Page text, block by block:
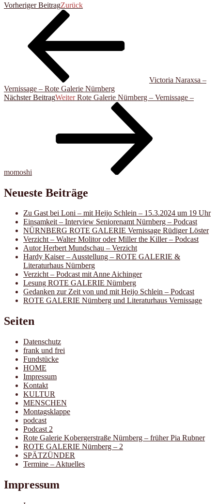
Vorheriger BeitragZurück
Victoria Naraxsa –
Vernissage – Rote Galerie Nürnberg
Nächster BeitragWeiter Rote Galerie Nürnberg – Vernissage –
momoshi
Neueste Beiträge
Zu Gast bei Loni – mit Heijo Schlein – 15.3.2024 um 19 Uhr
Einsamkeit – Interview Seniorenamt Nürnberg – Podcast
NÜRNBERG ROTE GALERIE Vernissage Rüdiger Löster
Verzicht – Walter Molitor oder Miller the Killer – Podcast
Autor Herbert Mundschau – Verzicht
Hardy Kaiser – Ausstellung – ROTE GALERIE &
Literaturhaus Nürnberg
Verzicht – Podcast mit Anne Aichinger
Lesung ROTE GALERIE Nürnberg
Gedanken zur Zeit von und mit Heijo Schlein – Podcast
ROTE GALERIE Nürnberg und Literaturhaus Vernissage
Seiten
Datenschutz
frank und frei
Fundstücke
HOME
Impressum
Kontakt
KULTUR
MENSCHEN
Montagsklappe
podcast
Podcast 2
Rote Galerie Kobergerstraße Nürnberg – früher Pia Rubner
ROTE GALERIE Nürnberg – 2
SPÄTZÜNDER
Termine – Aktuelles
Impressum